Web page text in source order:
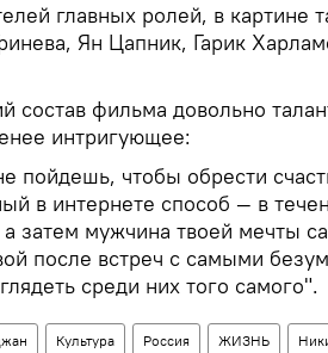
главных ролей, в картине
Ян Цапник, Гарик
состав фильма довольно
интригующее:
пойдешь, чтобы обрести
в интернете способ — в
затем мужчина твоей мечты
после встреч с самыми
среди них того самого".
Культура Россия ЖИЗНЬ